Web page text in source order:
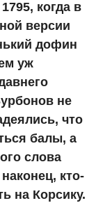
когда в
версии
дофин
уж
не
что
балы, а
слова
кто-
на Корсику.